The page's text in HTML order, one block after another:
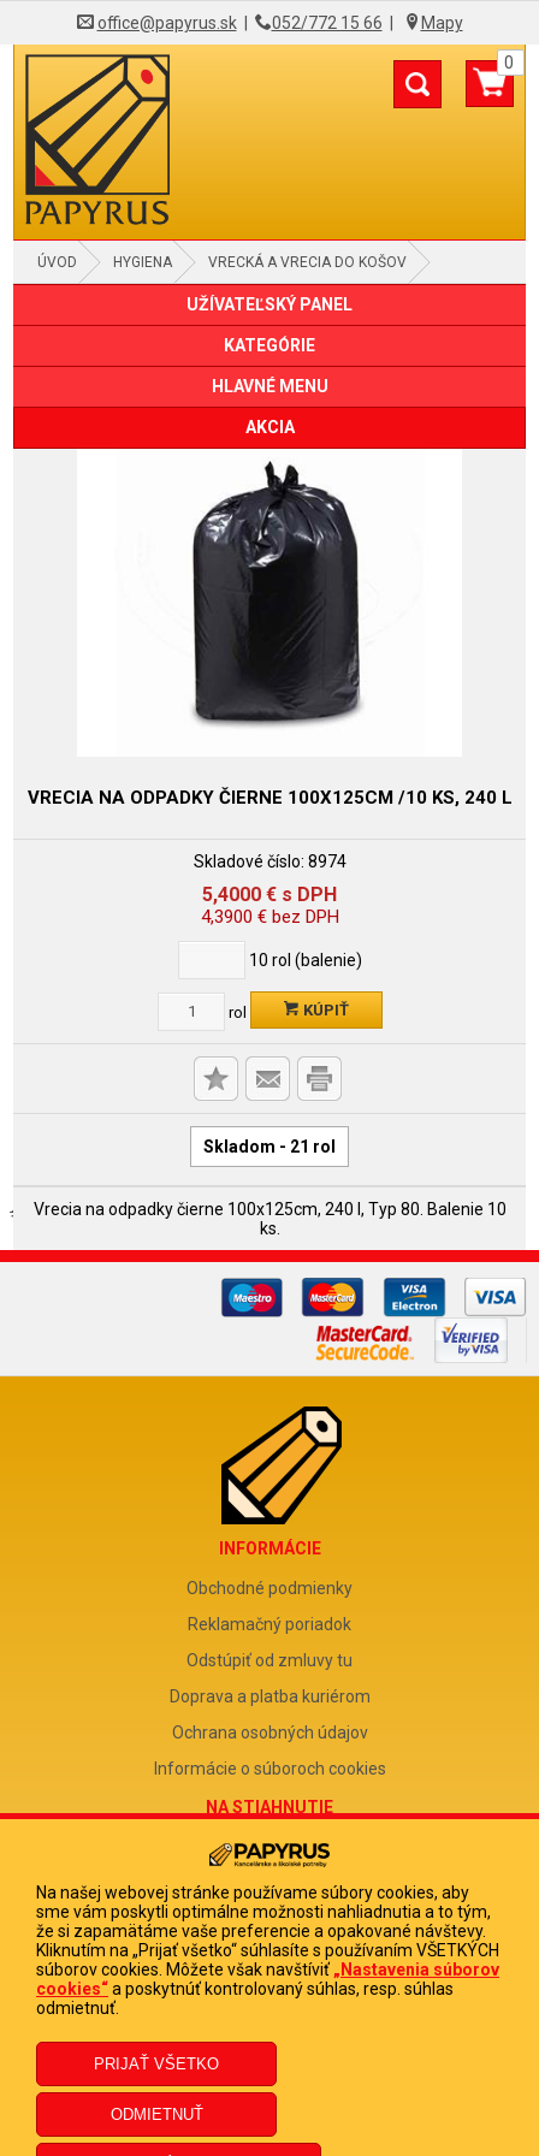
office@papyrus.sk| 052/772 15 66 Mapy
0
ÚVOD HYGIENA VRECKÁ A VRECIA DO KOŠOV
UŽÍVATEĽSKÝ PANEL
KATEGÓRIE
HLAVNÉ MENU
AKCIA
VRECIA NA ODPADKY ČIERNE 100X125CM /10 KS, 240 L
Skladové číslo: 8974
5,4000 € s DPH
4,3900 €bez DPH
10 rol (balenie)
rol KÚPIŤ
Skladom - 21 rol
Vrecia na odpadky čierne 100x125cm, 240 l, Typ 80. Balenie 10
ks.
INFORMÁCIE
Obchodné podmienky
Reklamačný poriadok
Odstúpiť od zmluvy tu
Doprava a platba kuriérom
Ochrana osobných údajov
Informácie o súboroch cookies
NA STIAHNUTIE
Reklamačný formulár
Odstúpenie od zmluvy
Poučenie o odstúpení od zmluvy
FIRMA
PAPYRUS POPRAD, s.r.o.
DIČ 2020513880
IČ DPH SK2020513880
Na našej webovej stránke používame súbory cookies, aby
sme vám poskytli optimálne možnosti nahliadnutia a to tým,
že si zapamätáme vaše preferencie a opakované návštevy.
Kliknutím na „Prijať všetko“ súhlasíte s používaním VŠETKÝCH
súborov cookies. Môžete však navštíviť „Nastavenia súborov
cookies“a poskytnúť kontrolovaný súhlas, resp. súhlas
odmietnuť.